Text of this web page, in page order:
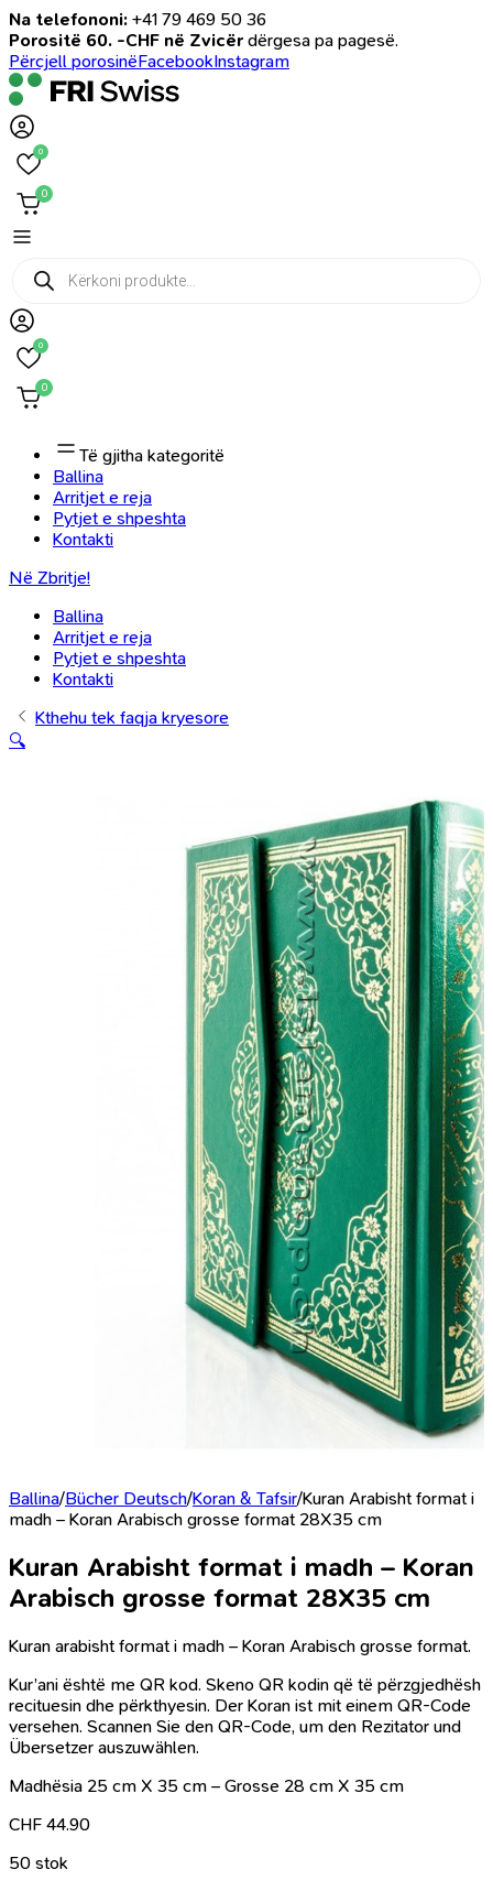
Na telefononi: +41 79 469 50 36
Porositë 60. -CHF në Zvicër dërgesa pa pagesë.
Përcjell porosinëFacebookInstagram
0
0
Products
search
0
0
Të gjitha kategoritë
Ballina
Arritjet e reja
Pytjet e shpeshta
Kontakti
Në Zbritje!
Ballina
Arritjet e reja
Pytjet e shpeshta
Kontakti
Kthehu tek faqja kryesore
🔍
Ballina/Bücher Deutsch/Koran & Tafsir/Kuran Arabisht format i
madh – Koran Arabisch grosse format 28X35 cm
Kuran Arabisht format i madh – Koran
Arabisch grosse format 28X35 cm
Kuran arabisht format i madh – Koran Arabisch grosse format.
Kur’ani është me QR kod. Skeno QR kodin që të përzgjedhësh
recituesin dhe përkthyesin. Der Koran ist mit einem QR-Code
versehen. Scannen Sie den QR-Code, um den Rezitator und
Übersetzer auszuwählen.
Madhësia 25 cm X 35 cm – Grosse 28 cm X 35 cm
CHF 44.90
50 stok